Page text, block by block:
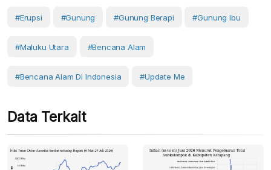
#erupsi #Gunung #gunung Berapi #Gunung Ibu
#Maluku Utara #Bencana Alam
#Bencana Alam Di Indonesia #Update Me
Data Terkait